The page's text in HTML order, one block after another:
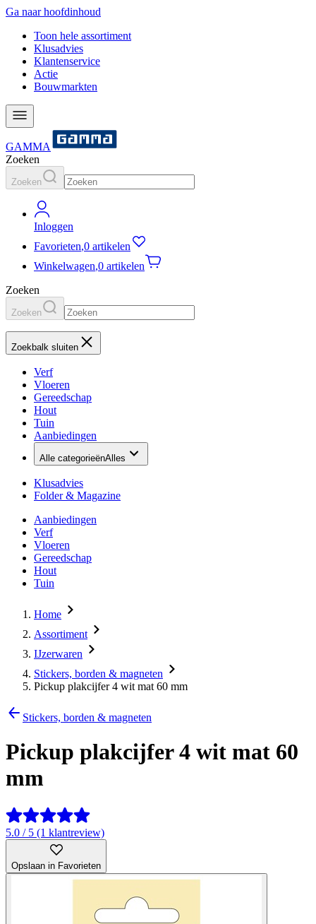
Ga naar hoofdinhoud
Toon hele assortiment
Klusadvies
Klantenservice
Actie
Bouwmarkten
GAMMA
Zoeken
Zoeken
Inloggen
Favorieten,0 artikelen
Winkelwagen,0 artikelen
Zoeken
Zoeken
Zoekbalk sluiten
Verf
Vloeren
Gereedschap
Hout
Tuin
Aanbiedingen
Alle categorieënAlles
Klusadvies
Folder & Magazine
Aanbiedingen
Verf
Vloeren
Gereedschap
Hout
Tuin
Home
Assortiment
IJzerwaren
Stickers, borden & magneten
Pickup plakcijfer 4 wit mat 60 mm
Stickers, borden & magneten
Pickup plakcijfer 4 wit mat 60
mm
5.0 / 5 (1 klantreview)
Opslaan in Favorieten